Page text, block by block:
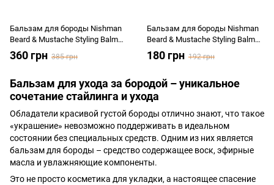
Бальзам для бороды Nishman
Beard & Mustache Styling Balm
100 мл
360 грн 385 грн
Бальзам для бороды Nishman
Beard & Mustache Styling Balm
30 мл
180 грн 192 грн
Бальзам для ухода за бородой – уникальное
сочетание стайлинга и ухода
Обладатели красивой густой бороды отлично знают, что такое
«украшение» невозможно поддерживать в идеальном
состоянии без специальных средств. Одним из них является
бальзам для бороды – средство содержащее воск, эфирные
масла и увлажняющие компоненты.
Это не просто косметика для укладки, а настоящее спасение